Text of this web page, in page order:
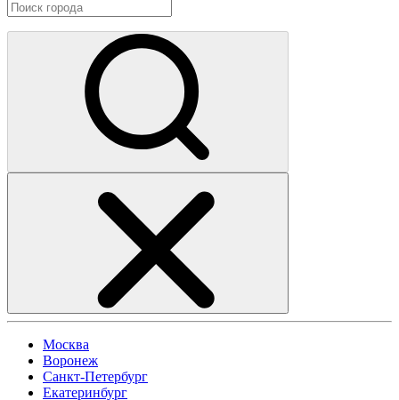
Москва
Воронеж
Санкт-Петербург
Екатеринбург